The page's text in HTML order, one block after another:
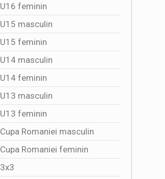
U16 feminin
U15 masculin
U15 feminin
U14 masculin
U14 feminin
U13 masculin
U13 feminin
Cupa Romaniei masculin
Cupa Romaniei feminin
3x3